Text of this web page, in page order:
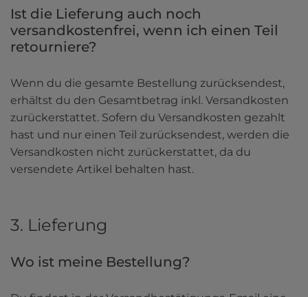
Ist die Lieferung auch noch
versandkostenfrei, wenn ich einen Teil
retourniere?
Wenn du die gesamte Bestellung zurücksendest,
erhältst du den Gesamtbetrag inkl. Versandkosten
zurückerstattet. Sofern du Versandkosten gezahlt
hast und nur einen Teil zurücksendest, werden die
Versandkosten nicht zurückerstattet, da du
versendete Artikel behalten hast.
3. Lieferung
Wo ist meine Bestellung?